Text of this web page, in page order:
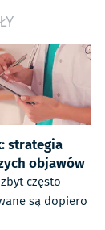
strategia
objawów
często
są dopiero